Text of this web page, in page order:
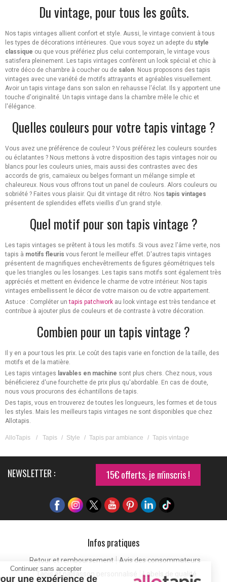
Continuer sans accepter
Pour une expérience de
Du vintage, pour tous les goûts.
Nos tapis vintages allient confort et style. Aussi, le vintage convient à tous
les types de décorations intérieures. Que vous soyez un adepte du style
classique ou que vous préfériez plus celui contemporain, le vintage vous
satisfera pleinement. Les tapis vintages confèrent un look spécial et chic à
votre déco de chambre à coucher ou de salon. Nous proposons des tapis
vintages avec une variété de motifs attrayants et agréables visuellement.
Avoir un tapis vintage dans son salon en rehausse l'éclat. Ils y apportent une
touche d'originalité. Un tapis vintage dans la chambre mêle le chic et
l'élégance.
Quelles couleurs pour votre tapis vintage ?
Vous avez une préférence de couleur ? Vous préférez les couleurs sourdes
ou éclatantes ? Nous mettons à votre disposition des tapis vintages noir ou
blancs pour les couleurs unies, mais aussi des contrastes avec des
accords de gris, camaïeux ou belges formant un mélange simple et
chaleureux. Nous vous offrons tout un panel de couleurs. Alors couleurs ou
sobriété ? Faites vous plaisir. Qui dit vintage dit rétro. Nos tapis vintages
présentent de splendides effets vieillis d'un grand style.
Quel motif pour son tapis vintage ?
Les tapis vintages se prêtent à tous les motifs. Si vous avez l'âme verte, nos
tapis à motifs fleuris vous feront le meilleur effet. D'autres tapis vintages
présentent de magnifiques enchevêtrements de figures géométriques tels
que les triangles ou les losanges. Les tapis sans motifs sont également très
appréciés et mettent en évidence le charme de votre intérieur. Nos tapis
vintages embellissent le décor de votre maison ou de votre appartement.
Astuce : Compléter untapis patchwork au look vintage est très tendance et
contribue à ajouter plus de couleurs et de contraste à votre décoration.
Combien pour un tapis vintage ?
Il y en a pour tous les prix. Le coût des tapis varie en fonction de la taille, des
motifs et de la matière.
Les tapis vintages lavables en machine sont plus chers. Chez nous, vous
bénéficierez d'une fourchette de prix plus qu'abordable. En cas de doute,
nous vous procurons des échantillons de tapis.
Des tapis, vous en trouverez de toutes les longueurs, les formes et de tous
les styles. Mais les meilleurs tapis vintages ne sont disponibles que chez
Allotapis.
AlloTapis / Tapis / Style / Tapis par ambiance / Tapis vintage
NEWSLETTER : 15€ offerts, je m'inscris !
Infos pratiques
Retour et remboursement
Avis des consommateurs
Tapis et paillasson personnalisé
Labels de qualité